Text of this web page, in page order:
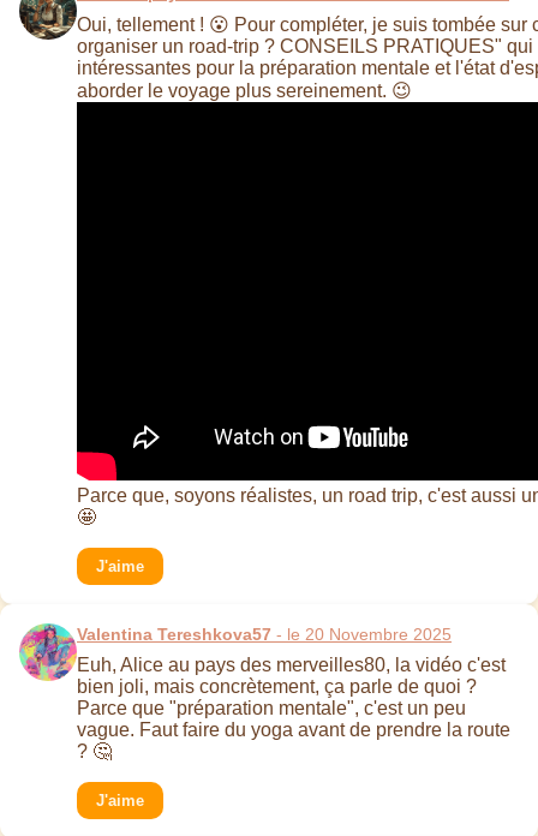
Oui, tellement ! 😮 Pour compléter, je suis tombée sur
organiser un road-trip ? CONSEILS PRATIQUES"
intéressantes pour la préparation mentale et l'état
aborder le voyage plus sereinement. 😉
Parce que, soyons réalistes, un road trip, c'est aussi
🤩
J'aime
Valentina Tereshkova57 - le 20 Novembre 2025
Euh, Alice au pays des merveilles80, la vidéo c'est
bien joli, mais concrètement, ça parle de quoi ?
Parce que "préparation mentale", c'est un peu
vague. Faut faire du yoga avant de prendre la route
? 🤔
J'aime